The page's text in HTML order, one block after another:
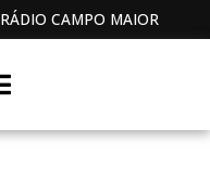
RÁDIO CAMPO MAIOR